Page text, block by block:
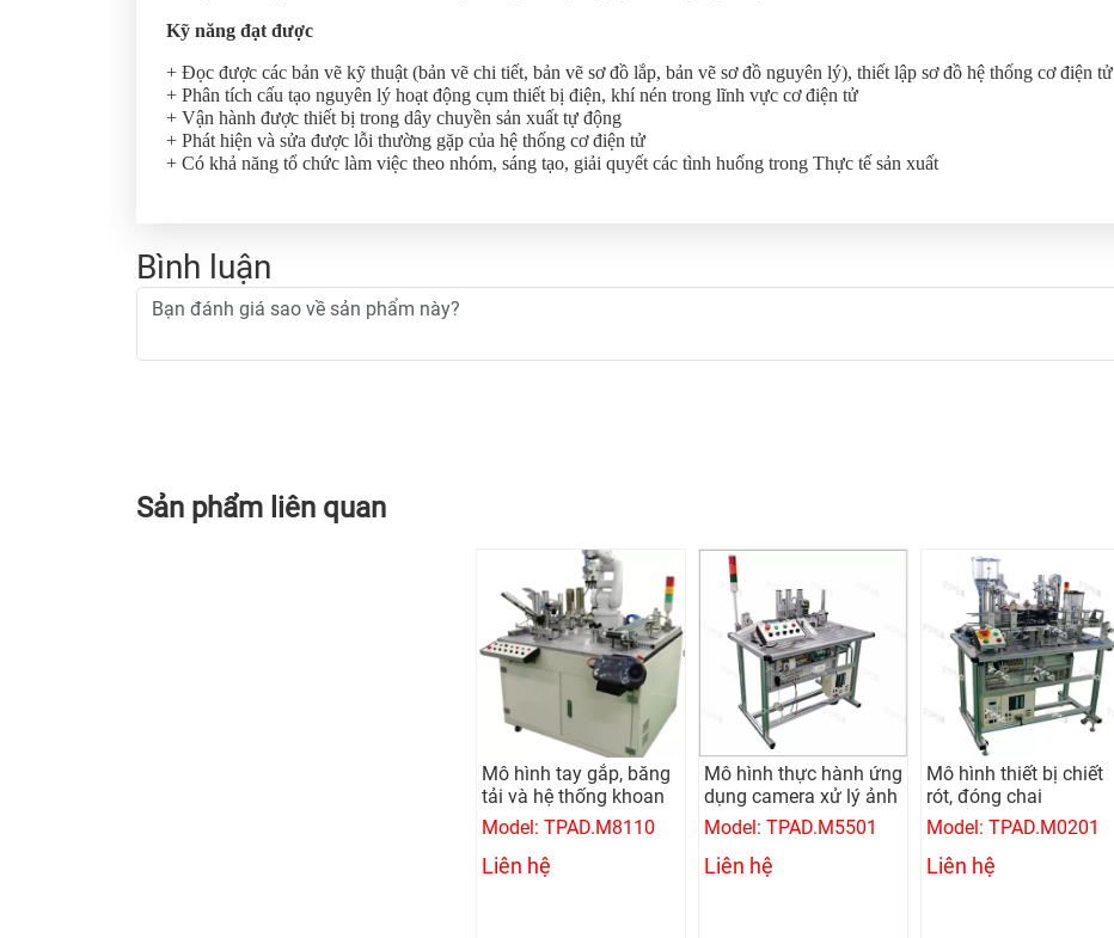
Kỹ năng đạt được
+ Đọc được các bản vẽ kỹ thuật (bản vẽ chi tiết, bản vẽ sơ đồ lắp, bản vẽ sơ đồ nguyên lý), thiết lập sơ đồ hệ thống cơ điện tử
+ Phân tích cấu tạo nguyên lý hoạt động cụm thiết bị điện, khí nén trong lĩnh vực cơ điện tử
+ Vận hành được thiết bị trong dây chuyền sản xuất tự động
+ Phát hiện và sửa được lỗi thường gặp của hệ thống cơ điện tử
+ Có khả năng tổ chức làm việc theo nhóm, sáng tạo, giải quyết các tình huống trong Thực tế sản xuất
Bình luận
Sản phẩm liên quan
Mô hình tay gắp, băng
tải và hệ thống khoan
Model: TPAD.M8110
Liên hệ
Mô hình thực hành ứng
dụng camera xử lý ảnh
Model: TPAD.M5501
Liên hệ
Mô hình thiết bị chiết
rót, đóng chai
Model: TPAD.M0201
Liên hệ